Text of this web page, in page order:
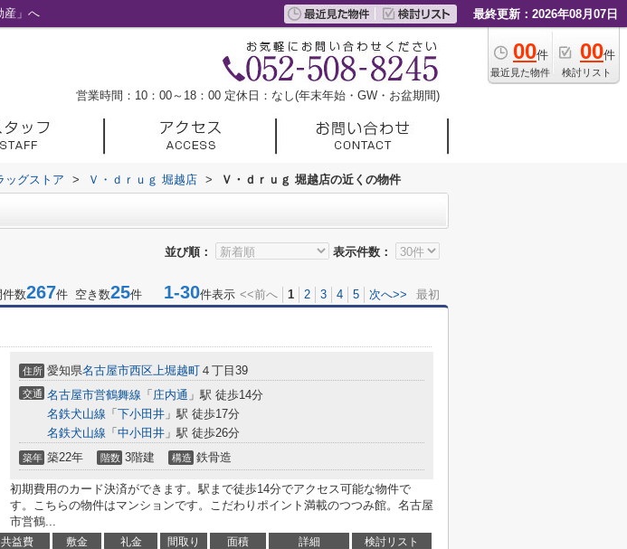
産」へ 最終更新：2026年08月07日
00件
最近見た物件
00件
検討リスト
営業時間：10：00～18：00 定休日：なし(年末年始・GW・お盆期間)
ッグストア > Ｖ・ｄｒｕｇ 堀越店 > Ｖ・ｄｒｕｇ 堀越店の近くの物件
並び順： 表示件数：
件数267件 空き数25件 1-30件表示 <<前へ 1 2 3 4 5 次へ>> 最初
住所 愛知県名古屋市西区上堀越町 ４丁目39
交通 名古屋市営鶴舞線 「 庄内通 」駅 徒歩14分
名鉄犬山線 「 下小田井 」駅 徒歩17分
名鉄犬山線 「 中小田井 」駅 徒歩26分
築年 築22年 階数 3階建 構造 鉄骨造
初期費用のカード決済ができます。駅まで徒歩14分でアクセス可能な物件で
す。こちらの物件はマンションです。こだわりポイント満載のつつみ館。名古屋
市営鶴...
益費 敷金 礼金 間取り 面積 詳細
検討リスト